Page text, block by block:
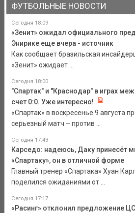
ФУТБОЛЬНЫЕ НОВОСТИ
Сегодня 18:09
«Зенит» ожидал официального
Энирике еще вчера - источник
Как сообщает бразильская
«Зенит» ожидает ...
Сегодня 18:00
"Спартак" и "Краснодар" в играх
счет 0:0. Уже интересно!
«Спартак» в воскресенье 9 августа
серьезный матч – против ...
Сегодня 17:43
Карседо: надеюсь, Даку принесёт
«Спартаку», он в отличной форме
Главный тренер «Спартака» Хуан
поделился ожиданиями от ...
Сегодня 17:17
«Расинг» отклонил предложение